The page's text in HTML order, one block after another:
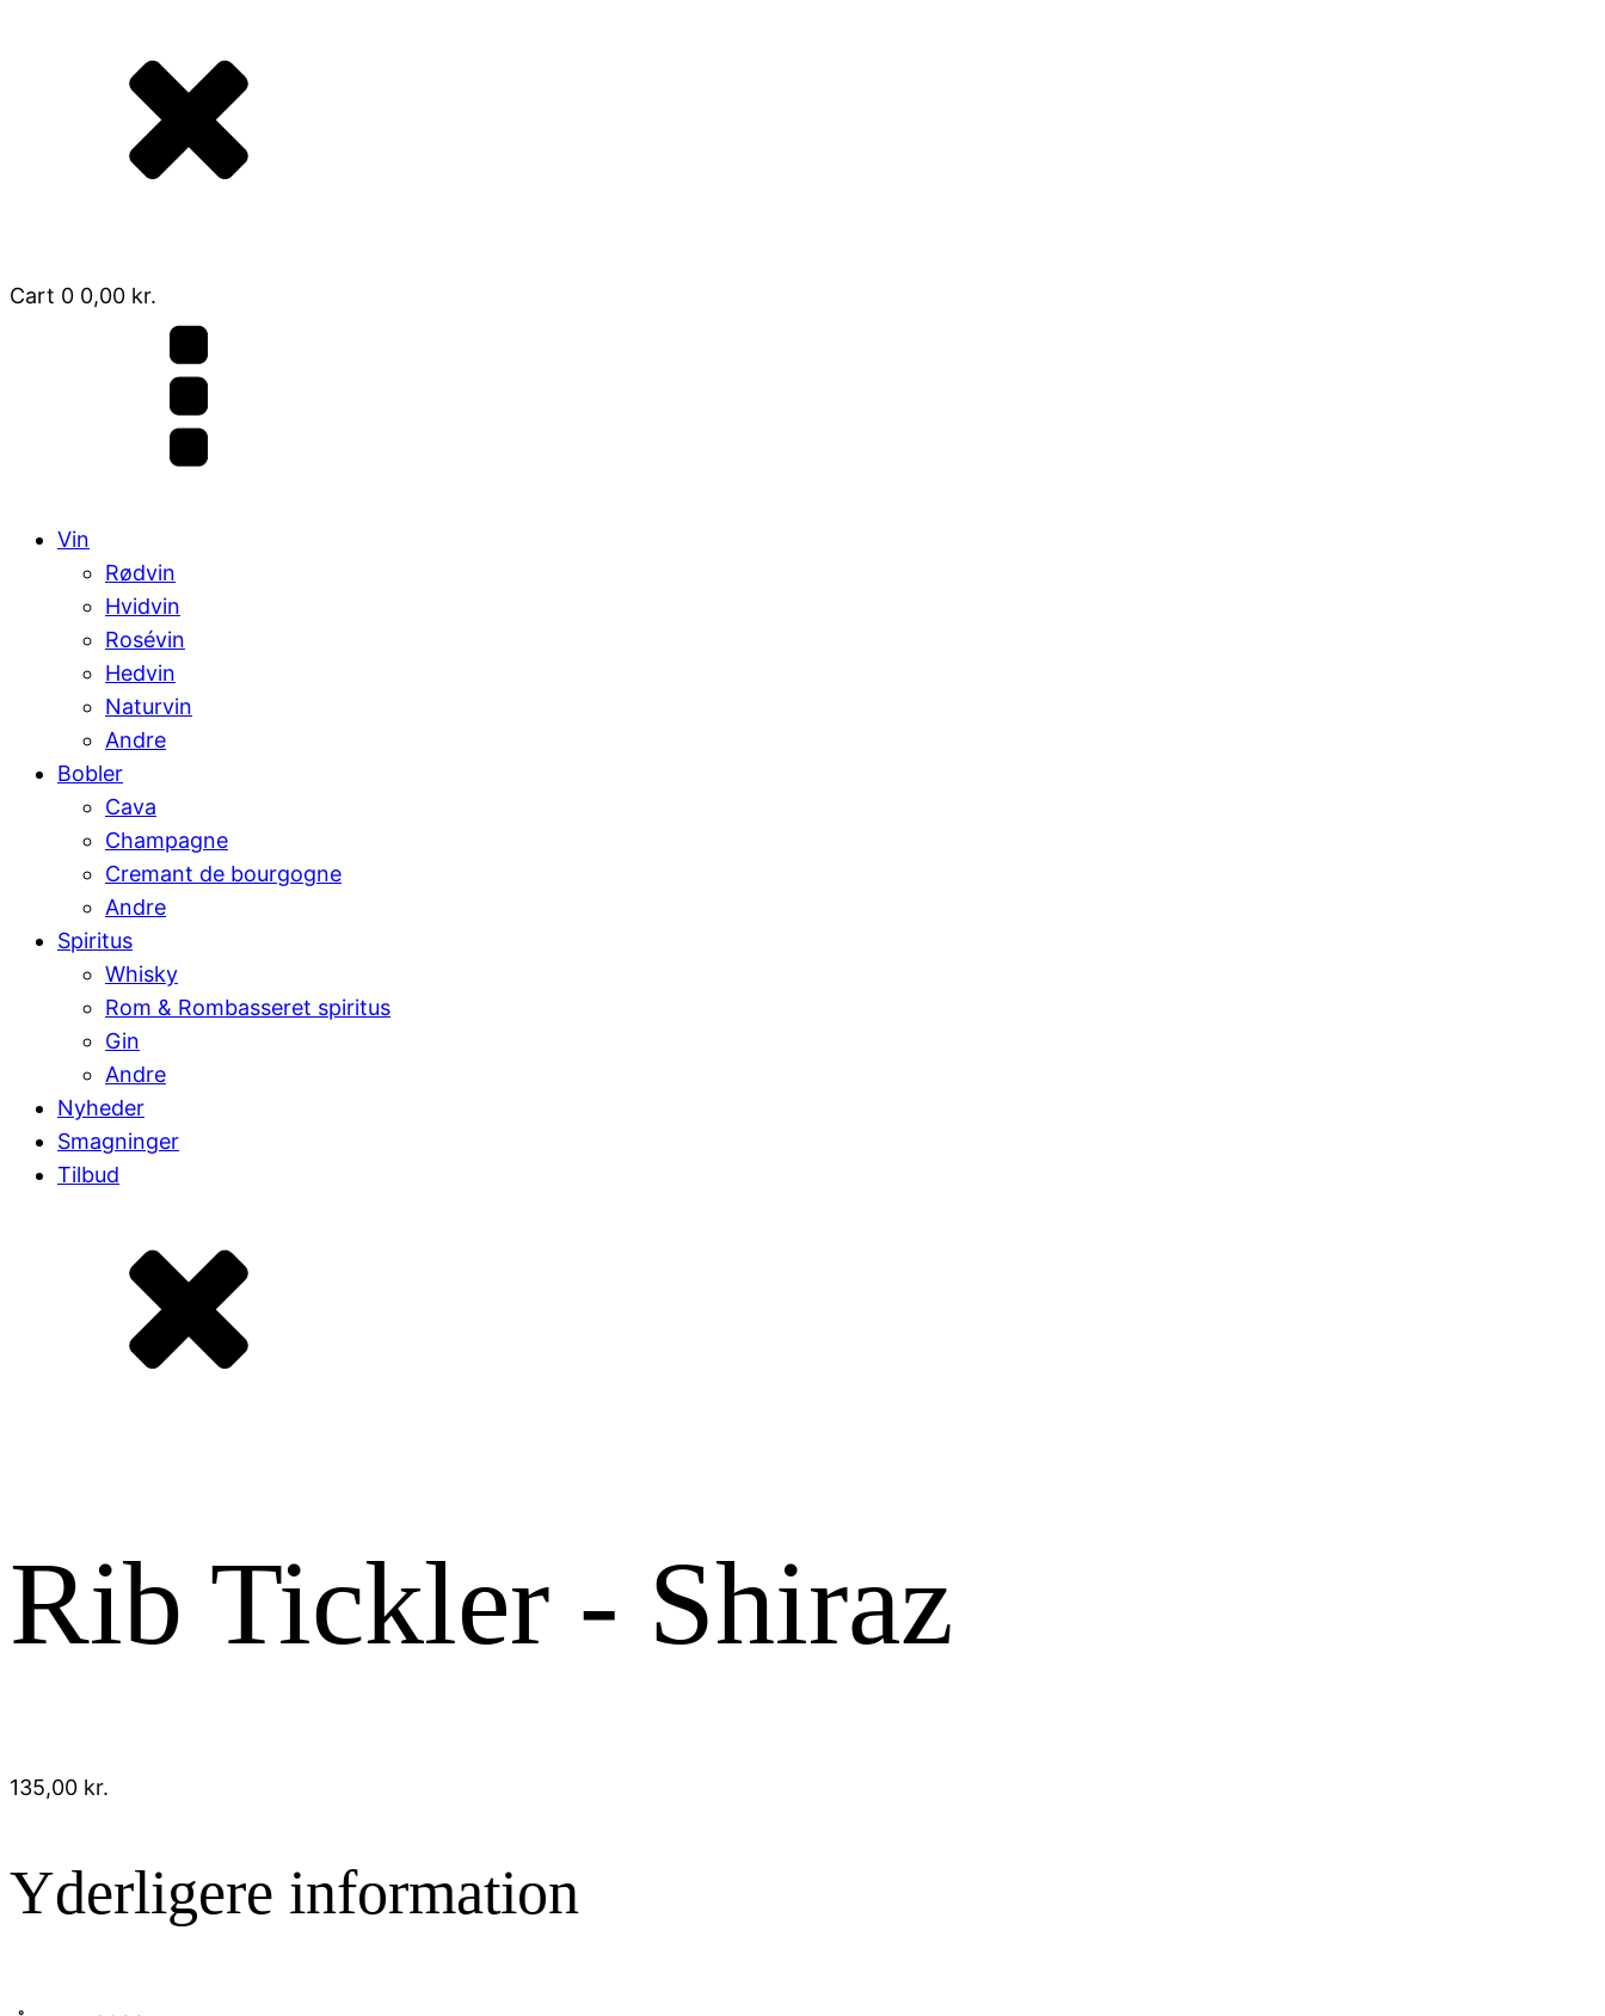
Cart 0 0,00 kr.
Vin
Rødvin
Hvidvin
Rosévin
Hedvin
Naturvin
Andre
Bobler
Cava
Champagne
Cremant de bourgogne
Andre
Spiritus
Whisky
Rom & Rombasseret spiritus
Gin
Andre
Nyheder
Smagninger
Tilbud
Rib Tickler - Shiraz
135,00 kr.
Yderligere information